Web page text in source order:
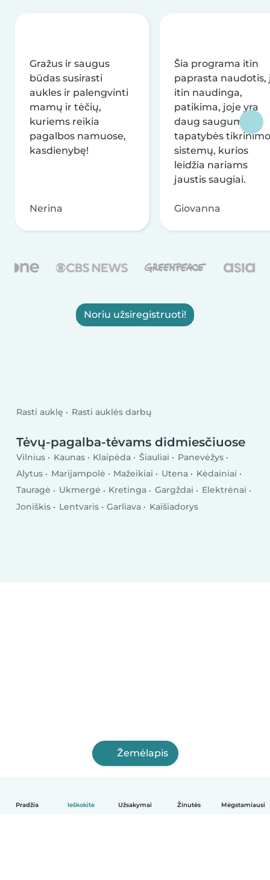
Pradžia Ieškokite Užsakymai Žinutės Mėgstamiausi
Gražus ir saugus
būdas susirasti
aukles ir palengvinti
mamų ir tėčių,
kuriems reikia
pagalbos namuose,
kasdienybę!
Nerina
Šia programa itin
paprasta naudotis,
itin naudinga,
patikima, joje yra
daug saugumo ir
tapatybės tikrinimo
sistemų, kurios
leidžia nariams
jaustis saugiai.
Giovanna
Noriu užsiregistruoti!
Rasti auklę Rasti auklės darbų
Tėvų-pagalba-tėvams didmiesčiuose
Vilnius Kaunas Klaipėda Šiauliai
Panevėžys
Alytus
Marijampolė Mažeikiai Utena
Kėdainiai
Tauragė
Ukmergė Kretinga Gargždai
Elektrėnai
Joniškis
Lentvaris Garliava Kaišiadorys
Žemėlapis